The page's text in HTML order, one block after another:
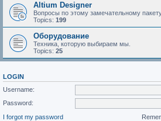
Altium Designer
Вопросы по этому замечательному
Topics: 199
Оборудование
Техника, которую выбираем мы.
Topics: 25
LOGIN
Username:
Password:
I forgot my password